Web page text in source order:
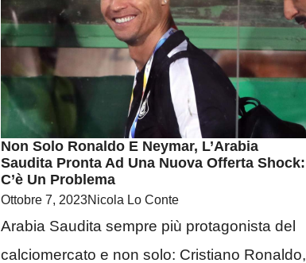
Non Solo Ronaldo E Neymar, L’Arabia
Saudita Pronta Ad Una Nuova Offerta Shock:
C’è Un Problema
Ottobre 7, 2023Nicola Lo Conte
Arabia Saudita sempre più protagonista del
calciomercato e non solo: Cristiano Ronaldo,